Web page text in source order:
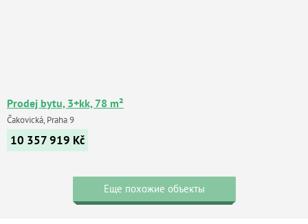
Prodej bytu, 3+kk, 78 m²
Čakovická, Praha 9
10 357 919 Kč
Еще похожие объекты